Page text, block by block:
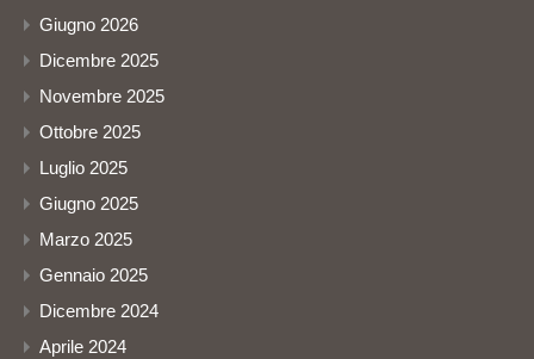
Giugno 2026
Dicembre 2025
Novembre 2025
Ottobre 2025
Luglio 2025
Giugno 2025
Marzo 2025
Gennaio 2025
Dicembre 2024
Aprile 2024